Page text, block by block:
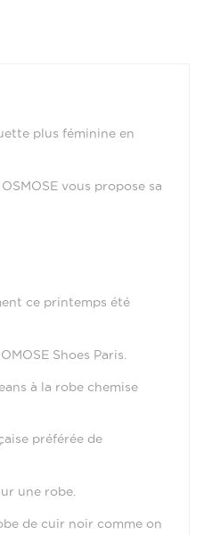
plus féminine en
vous propose sa
ce printemps été
Shoes Paris.
à la robe chemise
préféréede
une robe.
de cuir noir comme on